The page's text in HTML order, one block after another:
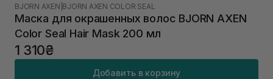
BJORN AXEN BJORN AXEN COLOR SEAL
Маска для окрашенных волос BJORN AXEN
Color Seal Hair Mask 200 мл
1 310₴
Добавить в корзину